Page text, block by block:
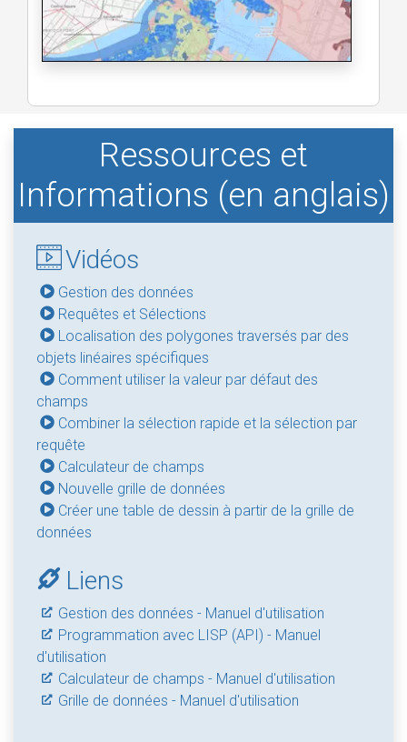
Ressources et
Informations (en anglais)
Vidéos
Gestion des données
Requêtes et Sélections
Localisation des polygones traversés par des
objets linéaires spécifiques
Comment utiliser la valeur par défaut des
champs
Combiner la sélection rapide et la sélection par
requête
Calculateur de champs
Nouvelle grille de données
Créer une table de dessin à partir de la grille de
données
Liens
Gestion des données - Manuel d'utilisation
Programmation avec LISP (API) - Manuel
d'utilisation
Calculateur de champs - Manuel d'utilisation
Grille de données - Manuel d'utilisation